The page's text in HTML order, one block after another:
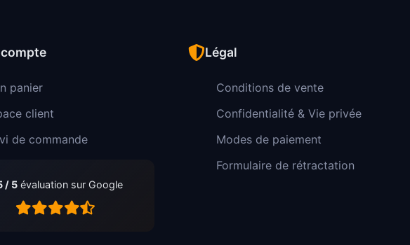
panier
client
de commande
/ 5 évaluation sur Google
Légal
Conditions de vente
Confidentialité & Vie privée
Modes de paiement
Formulaire de rétractation